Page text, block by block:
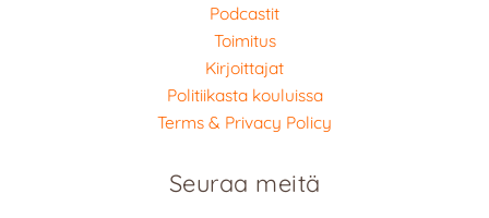
Podcastit
Toimitus
Kirjoittajat
Politiikasta kouluissa
Terms & Privacy Policy
Seuraa meitä